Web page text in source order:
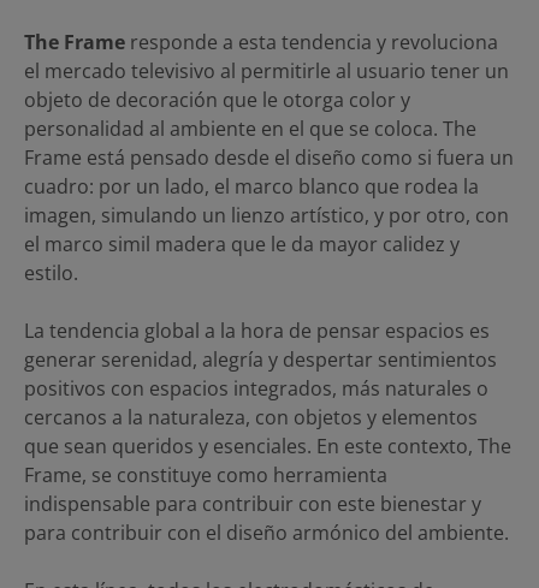
The Frame responde a esta tendencia y revoluciona
el mercado televisivo al permitirle al usuario tener un
objeto de decoración que le otorga color y
personalidad al ambiente en el que se coloca. The
Frame está pensado desde el diseño como si fuera un
cuadro: por un lado, el marco blanco que rodea la
imagen, simulando un lienzo artístico, y por otro, con
el marco simil madera que le da mayor calidez y
estilo.
La tendencia global a la hora de pensar espacios es
generar serenidad, alegría y despertar sentimientos
positivos con espacios integrados, más naturales o
cercanos a la naturaleza, con objetos y elementos
que sean queridos y esenciales. En este contexto, The
Frame, se constituye como herramienta
indispensable para contribuir con este bienestar y
para contribuir con el diseño armónico del ambiente.